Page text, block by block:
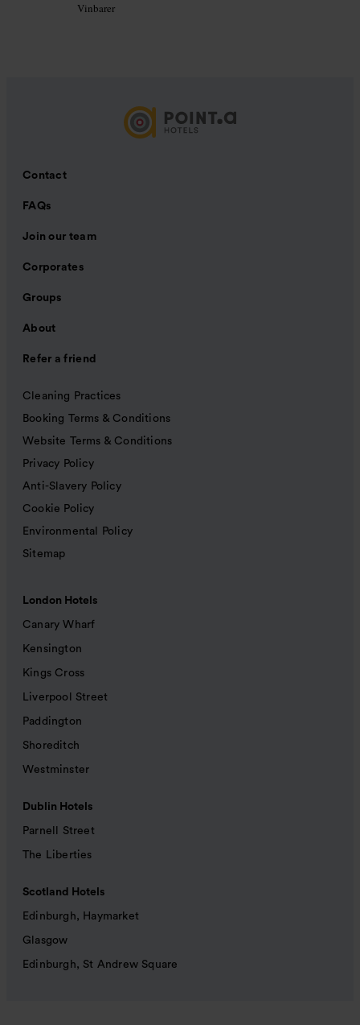
Vinbarer
Contact
FAQs
Join our team
Corporates
Groups
About
Refer a friend
Cleaning Practices
Booking Terms & Conditions
Website Terms & Conditions
Privacy Policy
Anti-Slavery Policy
Cookie Policy
Environmental Policy
Sitemap
London Hotels
Canary Wharf
Kensington
Kings Cross
Liverpool Street
Paddington
Shoreditch
Westminster
Dublin Hotels
Parnell Street
The Liberties
Scotland Hotels
Edinburgh, Haymarket
Glasgow
Edinburgh, St Andrew Square